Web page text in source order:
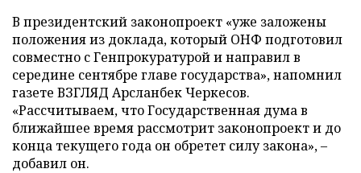
В президентский законопроект «уже заложены
положения из доклада, который ОНФ подготовил
совместно с Генпрокуратурой и направил в
середине сентябре главе государства», напомнил
газете ВЗГЛЯД Арсланбек Черкесов.
«Рассчитываем, что Государственная дума в
ближайшее время рассмотрит законопроект и до
конца текущего года он обретет силу закона», –
добавил он.